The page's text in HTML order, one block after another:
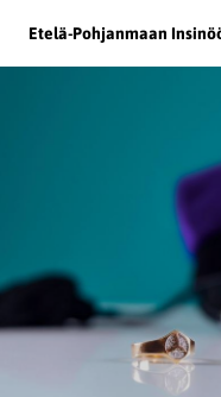
sivun
sisältöön
Etelä-Pohjanmaan